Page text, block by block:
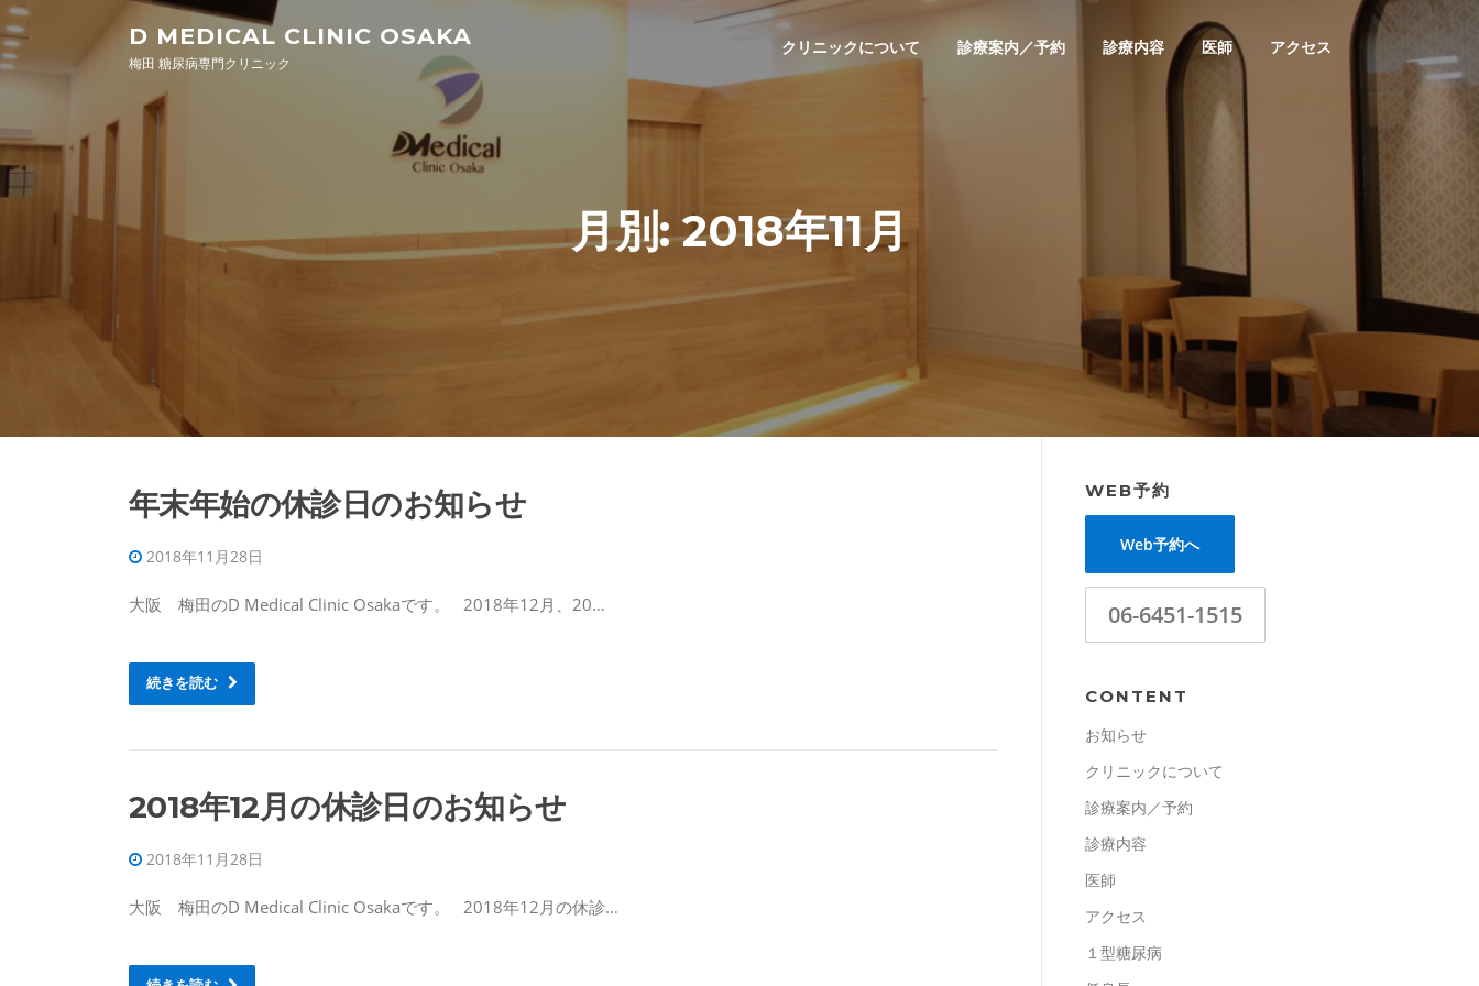
Skip to content
D MEDICAL CLINIC OSAKA
梅田 糖尿病専門クリニック
クリニックについて 診療案内／予約 診療内容 医師 アクセス
月別: 2018年11月
年末年始の休診日のお知らせ
2018年11月28日
大阪 梅田のD Medical Clinic Osakaです。 2018年12月、20…
続きを読む
2018年12月の休診日のお知らせ
2018年11月28日
大阪 梅田のD Medical Clinic Osakaです。 2018年12月の休診…
WEB予約
Web予約へ
06-6451-1515
CONTENT
お知らせ
クリニックについて
診療案内／予約
診療内容
医師
アクセス
１型糖尿病